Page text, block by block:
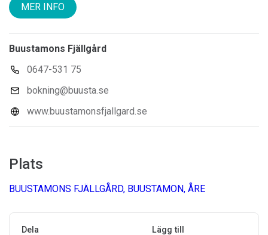
MER INFO
Buustamons Fjällgård
0647-531 75
bokning@buusta.se
www.buustamonsfjallgard.se
Plats
BUUSTAMONS FJÄLLGÅRD, BUUSTAMON, ÅRE
Dela Lägg till